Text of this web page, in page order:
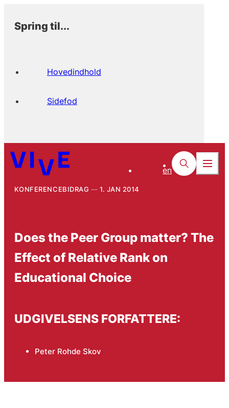
Spring til...
Hovedindhold
Sidefod
en
KONFERENCEBIDRAG 1. JAN 2014
Does the Peer Group matter? The
Effect of Relative Rank on
Educational Choice
UDGIVELSENS FORFATTERE:
Peter Rohde Skov